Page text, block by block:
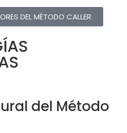
DEL MÉTODO CALLER
del Método